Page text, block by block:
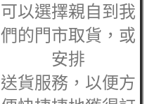
可以選擇親自到我
們的門市取貨，或
安排
送貨服務，以便方